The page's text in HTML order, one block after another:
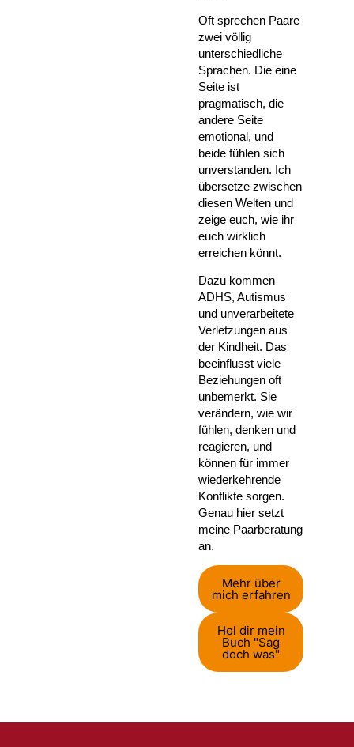
Oft sprechen Paare
zwei völlig
unterschiedliche
Sprachen. Die eine
Seite ist
pragmatisch, die
andere Seite
emotional, und
beide fühlen sich
unverstanden. Ich
übersetze zwischen
diesen Welten und
zeige euch, wie ihr
euch wirklich
erreichen könnt.
Dazu kommen
ADHS, Autismus
und unverarbeitete
Verletzungen aus
der Kindheit. Das
beeinflusst viele
Beziehungen oft
unbemerkt. Sie
verändern, wie wir
fühlen, denken und
reagieren, und
können für immer
wiederkehrende
Konflikte sorgen.
Genau hier setzt
meine Paarberatung
an.
Mehr über
mich erfahren
Hol dir mein
Buch "Sag
doch was"